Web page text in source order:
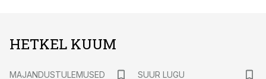
HETKEL KUUM
MAJANDUSTULEMUSED
SUUR LUGU